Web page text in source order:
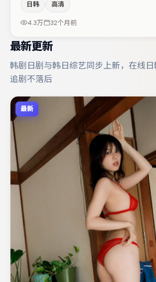
中承担叙事驱动，黄渤、张译分别提供反差
剂（视场次而定）。若你偏爱强类型与清晰
日韩 高清
4.3万 32个月前
最新更新
韩剧日剧与韩日综艺同步上新，在线
追剧不落后
最新